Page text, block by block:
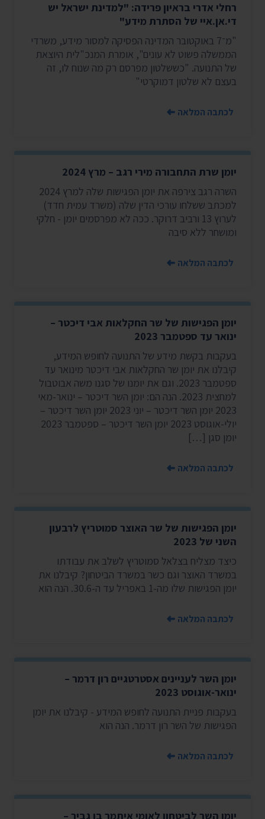
רחלי אדרי בראיון פרידה: "למדינת ישראל יש
די.אן.איי של הסתרת מידע"
"מ־7 באוקטובר המדינה הפסיקה למסור מידע, משרדי
הממשלה פשוט לא עונים", אומרת המנכ"לית היוצאת
של התנועה. "כששלטון מפרסם רק מה שנוח לו, זה
בעצם לא שלטון דמוקרטי"
לכתבה המלאה
יומן שרת התחבורה מירי רגב – מרץ 2024
השרה רגב צירפה את יומן הפגישות שלה למרץ 2024
למכתב ששלחו עורכי הדין שלה (משרד עמית חדד)
לערוץ 13 ורביב דרוקר. ככה לא מפרסמים יומן - חלקי
ומושחר ללא סיבה
לכתבה המלאה
יומן הפגישות של שר החקלאות אבי דיכטר –
ינואר עד ספטמבר 2023
בעקבות בקשת מידע של התנועה לחופש המידע,
קיבלנו את יומן שר החקלאות אבי דיכטר מינואר עד
ספטמבר 2023. וגם את יומנו של סגנו משה אבוטבול
למחצית 2023. הנה הם: יומן השר דיכטר – ינואר-מאי
2023 יומן השר דיכטר – יוני 2023 יומן השר דיכטר –
יולי-אוגוסט 2023 יומן השר דיכטר – ספטמבר 2023
יומן סגן […]
לכתבה המלאה
יומן הפגישות של שר האוצר סמוטריץ לרבעון
השני של 2023
כיצד מצליח בצלאל סמוטריץ לשלב את עבודתו
במשרד האוצר וגם כשר במשרד הביטחון? קיבלנו את
יומן הפגישות שלו מה-1 באפריל עד ה-30.6. הנה הוא
לכתבה המלאה
יומן השר לעניינים אסטרטגיים רון דרמר –
ינואר-אוגוסט 2023
בעקבות פניית התנועה לחופש המידע - קיבלנו את יומן
הפגישות של השר רון דרמר. הנה הוא
לכתבה המלאה
יומן השר לביטחון לאומי איתמר בן גביר –